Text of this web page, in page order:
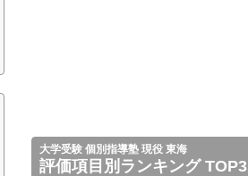
大学受験 個別指導塾 現役 東海
評価項目別ランキング TOP3